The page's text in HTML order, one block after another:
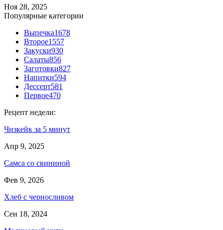
Ноя 28, 2025
Популярные категории
Выпечка1678
Второе1557
Закуски930
Салаты856
Заготовки827
Напитки594
Дессерт581
Первое470
Рецепт недели:
Чизкейк за 5 минут
Апр 9, 2025
Самса со свининой
Фев 9, 2026
Хлеб с черносливом
Сен 18, 2024